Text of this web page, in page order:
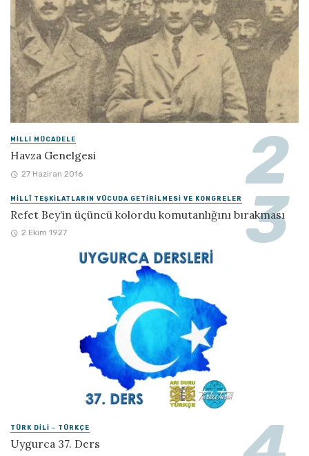
MILLI MÜCADELE
Havza Genelgesi
27 Haziran 2016
MILLÎ TEŞKILATLARIN VÜCUDA GETIRILMESI VE KONGRELER
Refet Bey’in üçüncü kolordu komutanlığını bırakması
2 Ekim 1927
TÜRK DILI - TÜRKÇE
Uygurca 37. Ders